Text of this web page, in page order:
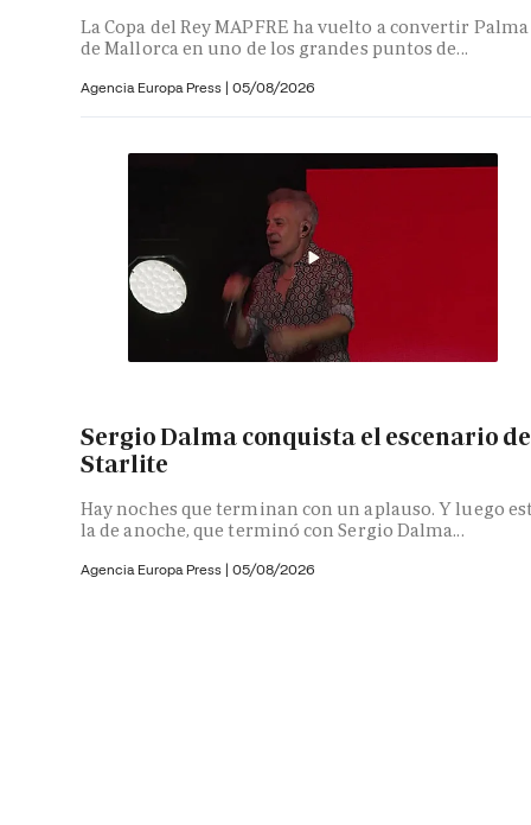
La Copa del Rey MAPFRE ha vuelto a convertir Palma
de Mallorca en uno de los grandes puntos de...
Agencia Europa Press | 05/08/2026
Sergio Dalma conquista el escenario de
Starlite
Hay noches que terminan con un aplauso. Y luego
la de anoche, que terminó con Sergio Dalma...
Agencia Europa Press | 05/08/2026